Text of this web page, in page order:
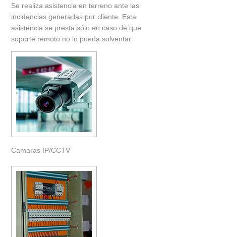
Se realiza asistencia en terreno ante las
incidencias generadas por cliente. Esta
asistencia se presta sólo en caso de que
soporte remoto no lo pueda solventar.
Camaras IP/CCTV